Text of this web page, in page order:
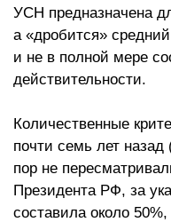
УСН предназначена
а «дробится»
и не в полной мере
действительности.
Количественные
почти семь лет назад
пор не
Президента РФ, за
составила около